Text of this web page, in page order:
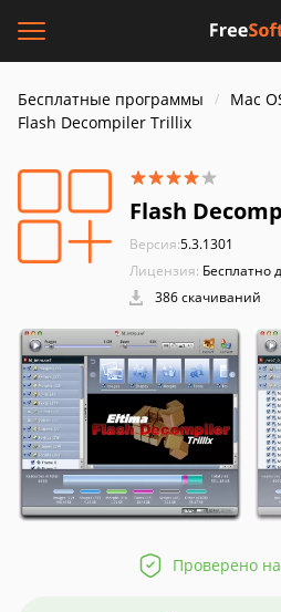
Бесплатные программы Mac
Flash Decompiler Trillix
Flash
Версия:5.3.1301
Лицензия: Бесплатно
386 скачиваний
Проверено